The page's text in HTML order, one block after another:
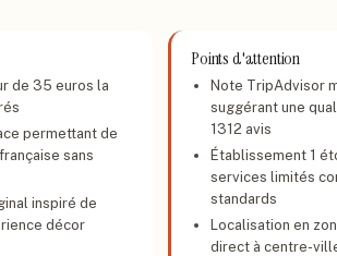
de 35 euros la
permettant de
sans
inspiré de
décor
Points d'attention
Note TripAdvisor
suggérant une
1312 avis
Établissement 1
services limités
standards
Localisation en
direct à centre-